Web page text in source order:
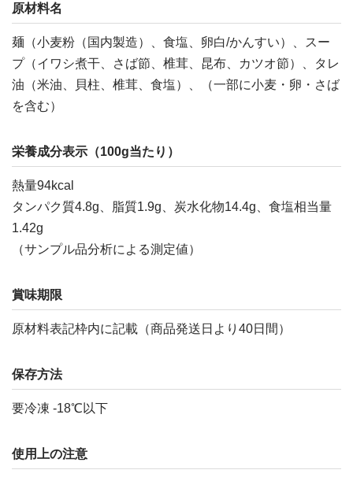
原材料名
麺（小麦粉（国内製造）、食塩、卵白/かんすい）、スー
プ（イワシ煮干、さば節、椎茸、昆布、カツオ節）、タレ
油（米油、貝柱、椎茸、食塩）、（一部に小麦・卵・さば
を含む）
栄養成分表示（100g当たり）
熱量94kcal
タンパク質4.8g、脂質1.9g、炭水化物14.4g、食塩相当量
1.42g
（サンプル品分析による測定値）
賞味期限
原材料表記枠内に記載（商品発送日より40日間）
保存方法
要冷凍 -18℃以下
使用上の注意